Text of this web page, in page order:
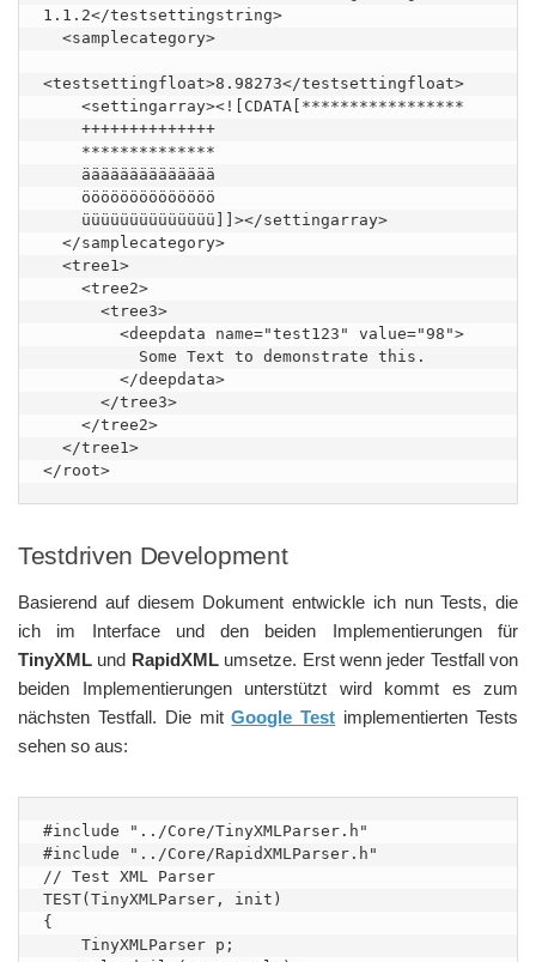
1.1.2</testsettingstring>
<testsettingfloat>8.98273</testsettingfloat>
</root>
Testdriven Development
Basierend auf diesem Dokument entwickle ich nun Tests, die
ich im Interface und den beiden Implementierungen für
TinyXML und RapidXMLumsetze. Erst wenn jeder Testfall von
beiden Implementierungen unterstützt wird kommt es zum
nächsten Testfall. Die mitGoogle Test implementierten Tests
sehen so aus:
#include "../Core/TinyXMLParser.h"
#include "../Core/RapidXMLParser.h"
// Test XML Parser
TEST(TinyXMLParser, init)
{